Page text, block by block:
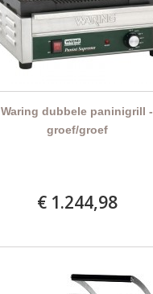
Waring dubbele paninigrill -
groef/groef
€ 1.244,98